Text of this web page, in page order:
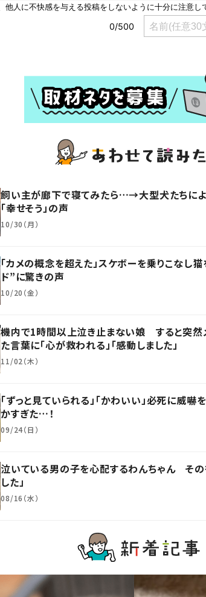
飼い主が廊下で寝てみたら…→大型犬たちによ
「幸せそう」の声
10/30（月）
「カメの概念を超えた」スケボーを乗りこな
ド”に驚きの声
10/20（金）
機内で1時間以上泣き止まない娘 すると突
た言葉に「心が救われる」「感動しました」
11/02（木）
「ずっと見ていられる」「かわいい」必死に威
かすぎた…！
09/24（日）
泣いている男の子を心配するわんちゃん その
した」
08/16（水）